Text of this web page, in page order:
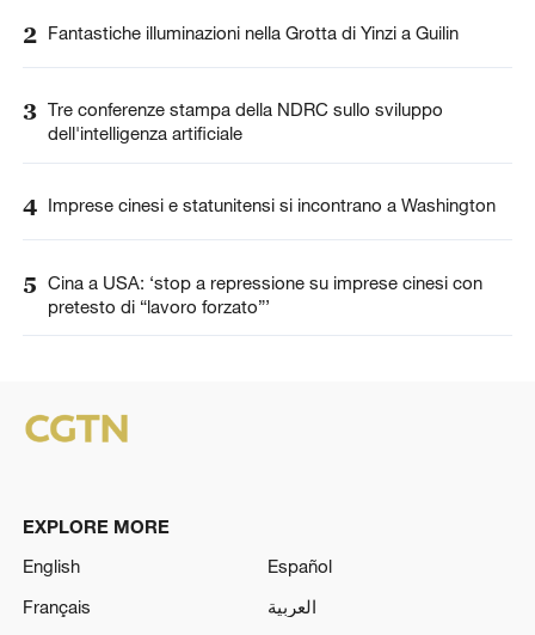
2 Fantastiche illuminazioni nella Grotta di Yinzi a Guilin
3 Tre conferenze stampa della NDRC sullo sviluppo
dell'intelligenza artificiale
4 Imprese cinesi e statunitensi si incontrano a Washington
5 Cina a USA: ‘stop a repressione su imprese cinesi con
pretesto di “lavoro forzato”’
EXPLORE MORE
English
Español
Français
العربية